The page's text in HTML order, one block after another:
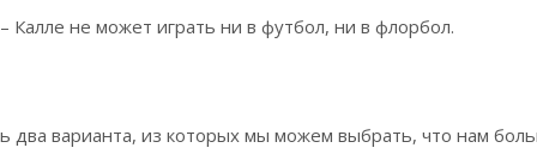
Калле не может играть ни в футбол, ни в флорбол.
два варианта, из которых мы можем выбрать, что нам